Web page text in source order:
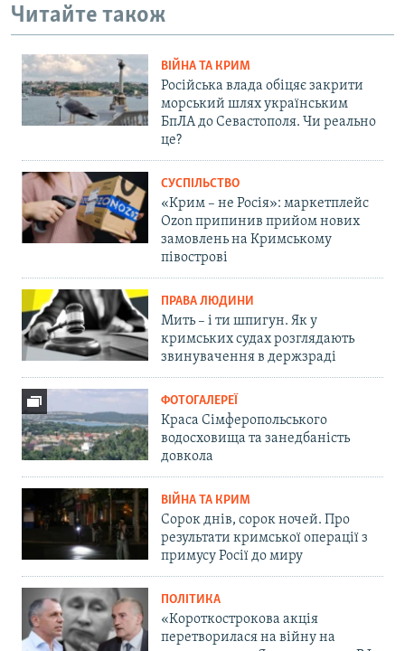
Читайте також
ВІЙНА ТА КРИМ
Російська влада обіцяє закрити
морський шлях українським
БпЛА до Севастополя. Чи реально
це?
СУСПІЛЬСТВО
«Крим – не Росія»: маркетплейс
Ozon припинив прийом нових
замовлень на Кримському
півострові
ПРАВА ЛЮДИНИ
Мить – і ти шпигун. Як у
кримських судах розглядають
звинувачення в держзраді
ФОТОГАЛЕРЕЇ
Краса Сімферопольського
водосховища та занедбаність
довкола
ВІЙНА ТА КРИМ
Сорок днів, сорок ночей. Про
результати кримської операції з
примусу Росії до миру
ПОЛІТИКА
«Короткострокова акція
перетворилася на війну на